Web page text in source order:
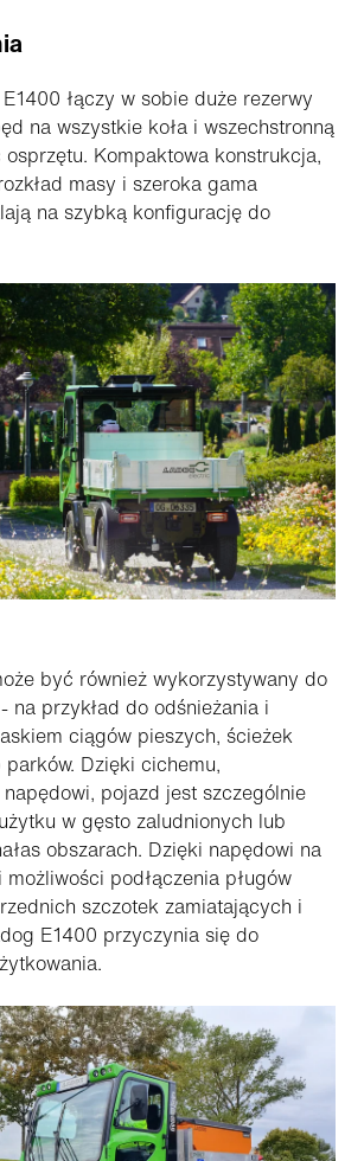
łączy w sobie duże rezerwy
na wszystkie koła i wszechstronną
Kompaktowa konstrukcja,
masy i szeroka gama
na szybką konfigurację do
być również wykorzystywany do
na przykład do odśnieżania i
ciągów pieszych, ścieżek
Dzięki cichemu,
pojazd jest szczególnie
w gęsto zaludnionych lub
obszarach. Dzięki napędowi na
podłączenia pługów
szczotek zamiatających i
E1400 przyczynia się do